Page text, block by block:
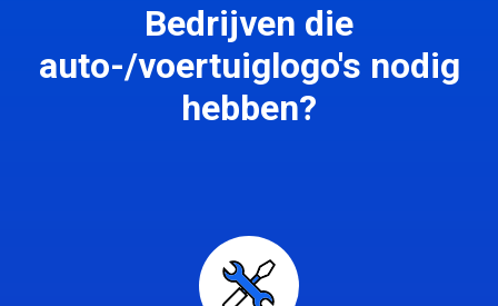
Bedrijven die
auto-/voertuiglogo's nodig
hebben?